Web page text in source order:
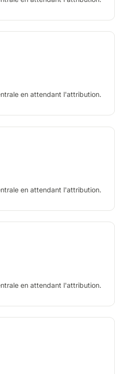
en attendant l'attribution.
en attendant l'attribution.
en attendant l'attribution.